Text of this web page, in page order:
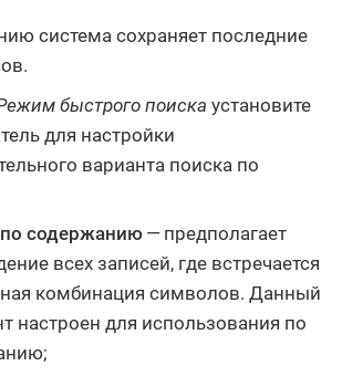
система сохраняет последние
быстрого поиска установите
для настройки
варианта поиска по
содержанию — предполагает
всех записей, где встречается
комбинация символов. Данный
настроен для использования по